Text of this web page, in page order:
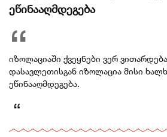
ეწინააღმდეგება
იზოლაციაში ქვეყნები ვერ
დასავლეთისგან იზოლაცია მისი
ეწინააღმდეგება.